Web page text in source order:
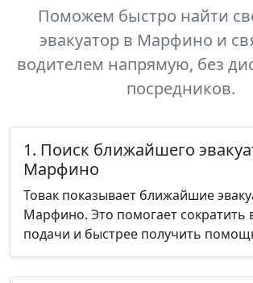
Поможем быстро найти
эвакуатор в Марфино и
водителем напрямую, без
посредников.
1. Поиск ближайшего
Марфино
Товак показывает ближайшие
Марфино. Это помогает сократить
подачи и быстрее получить